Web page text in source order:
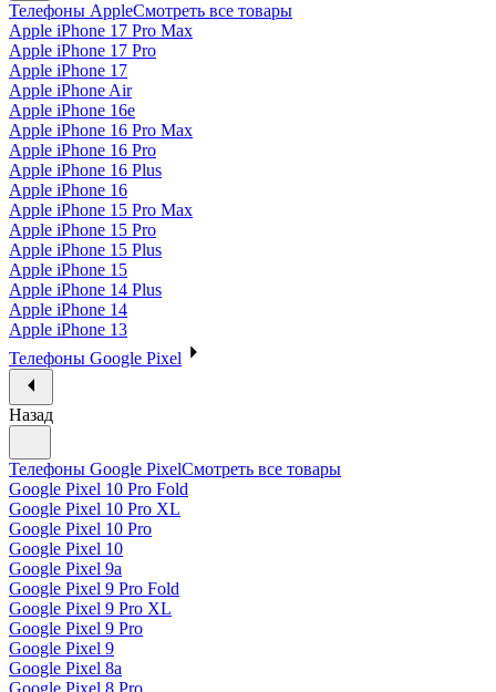
Телефоны AppleСмотреть все товары
Apple iPhone 17 Pro Max
Apple iPhone 17 Pro
Apple iPhone 17
Apple iPhone Air
Apple iPhone 16e
Apple iPhone 16 Pro Max
Apple iPhone 16 Pro
Apple iPhone 16 Plus
Apple iPhone 16
Apple iPhone 15 Pro Max
Apple iPhone 15 Pro
Apple iPhone 15 Plus
Apple iPhone 15
Apple iPhone 14 Plus
Apple iPhone 14
Apple iPhone 13
Телефоны Google Pixel
Назад
Телефоны Google PixelСмотреть все товары
Google Pixel 10 Pro Fold
Google Pixel 10 Pro XL
Google Pixel 10 Pro
Google Pixel 10
Google Pixel 9a
Google Pixel 9 Pro Fold
Google Pixel 9 Pro XL
Google Pixel 9 Pro
Google Pixel 9
Google Pixel 8a
Google Pixel 8 Pro